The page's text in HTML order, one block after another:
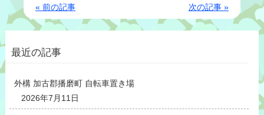
« 前の記事 次の記事 »
最近の記事
外構 加古郡播磨町 自転車置き場
2026年7月11日